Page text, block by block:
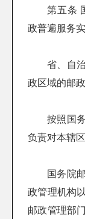
第五条
政普遍服务
省、自
政区域的邮
按照国
负责对本辖
国务院
政管理机构
邮政管理部